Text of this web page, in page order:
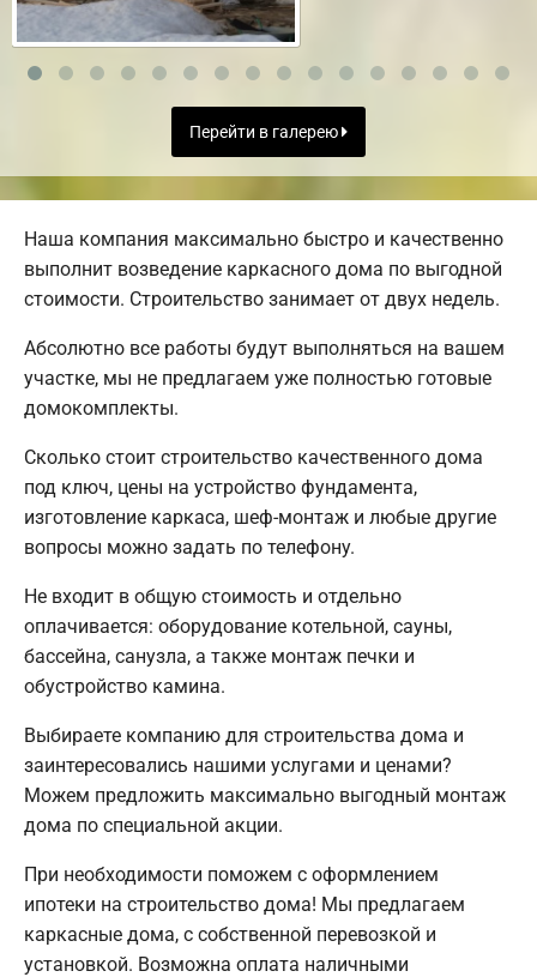
Перейти в галерею
Наша компания максимально быстро и качественно
выполнит возведение каркасного дома по выгодной
стоимости. Строительство занимает от двух недель.
Абсолютно все работы будут выполняться на вашем
участке, мы не предлагаем уже полностью готовые
домокомплекты.
Сколько стоит строительство качественного дома
под ключ, цены на устройство фундамента,
изготовление каркаса, шеф-монтаж и любые другие
вопросы можно задать по телефону.
Не входит в общую стоимость и отдельно
оплачивается: оборудование котельной, сауны,
бассейна, санузла, а также монтаж печки и
обустройство камина.
Выбираете компанию для строительства дома и
заинтересовались нашими услугами и ценами?
Можем предложить максимально выгодный монтаж
дома по специальной акции.
При необходимости поможем с оформлением
ипотеки на строительство дома! Мы предлагаем
каркасные дома, с собственной перевозкой и
установкой. Возможна оплата наличными